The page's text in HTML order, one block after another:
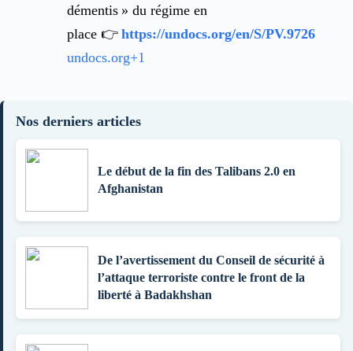
démentis » du régime en
place 👉 https://undocs.org/en/S/PV.9726
undocs.org+1
Nos derniers articles
Le début de la fin des Talibans 2.0 en
Afghanistan
De l’avertissement du Conseil de sécurité à
l’attaque terroriste contre le front de la
liberté à Badakhshan